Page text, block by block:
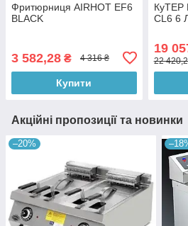
Фритюрниця AIRHOT EF6
BLACK
3 582,28 ₴ 4 316 ₴
Купити
КуТЕР
CL6 6
19
22
Акційні пропозиції та новинки
–20%